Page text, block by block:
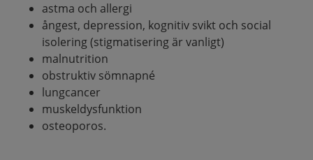
astma och allergi
ångest, depression, kognitiv svikt och social
isolering (stigmatisering är vanligt)
malnutrition
obstruktiv sömnapné
lungcancer
muskeldysfunktion
osteoporos.